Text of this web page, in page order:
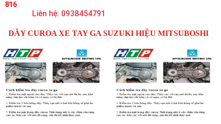
816
Liên hệ: 0938454791
DÂY CUROA XE TAY GA SUZUKI HIỆU MITSUBOSHI